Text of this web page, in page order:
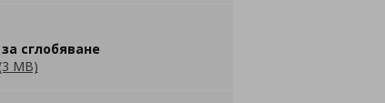
сглобяване
MB)